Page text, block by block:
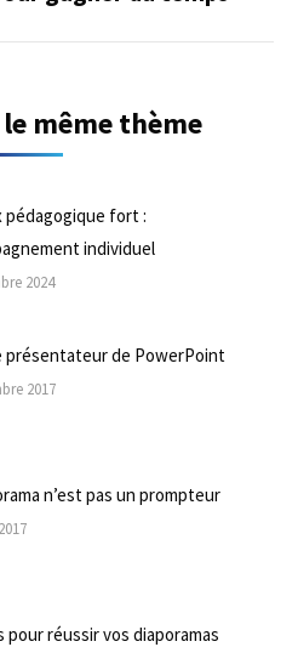
même thème
pédagogique fort :
individuel
2024
présentateur de PowerPoint
2017
n’est pas un prompteur
pour réussir vos diaporamas